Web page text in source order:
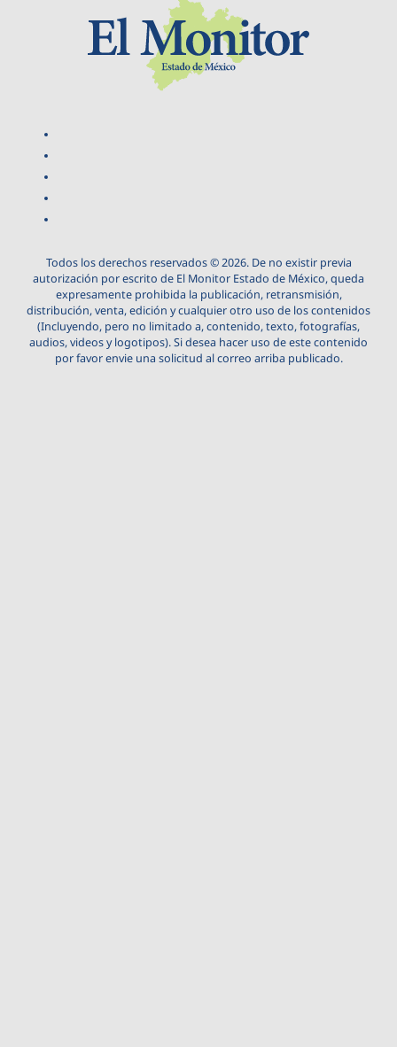
Todos los derechos reservados © 2026. De no existir previa
autorización por escrito de El Monitor Estado de México, queda
expresamente prohibida la publicación, retransmisión,
distribución, venta, edición y cualquier otro uso de los contenidos
(Incluyendo, pero no limitado a, contenido, texto, fotografías,
audios, videos y logotipos). Si desea hacer uso de este contenido
por favor envie una solicitud al correo arriba publicado.